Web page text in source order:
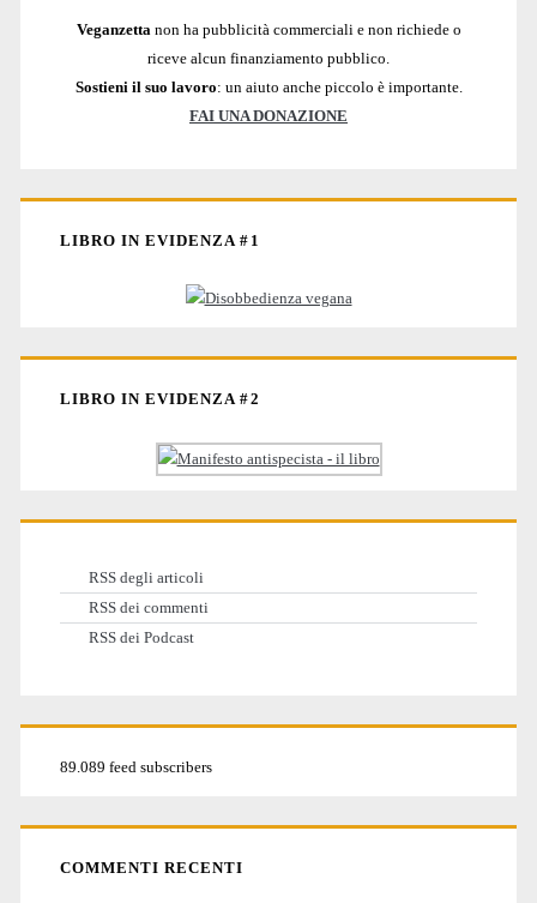
Veganzetta non ha pubblicità commerciali e non richiede o
riceve alcun finanziamento pubblico.
Sostieni il suo lavoro: un aiuto anche piccolo è importante.
FAI UNA DONAZIONE
LIBRO IN EVIDENZA #1
LIBRO IN EVIDENZA #2
RSS degli articoli
RSS dei commenti
RSS dei Podcast
89.089 feed subscribers
COMMENTI RECENTI